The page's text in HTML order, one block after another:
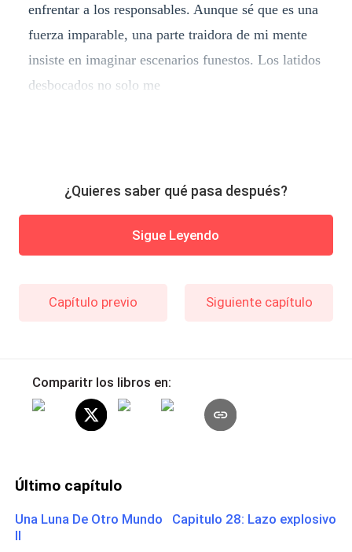
enfrentar a los responsables. Aunque sé que es una
fuerza imparable, una parte traidora de mi mente
insiste en imaginar escenarios funestos. Los latidos
desbocados no solo me
¿Quieres saber qué pasa después?
Sigue Leyendo
Capítulo previo Siguiente capítulo
Comparitr los libros en:
Último capítulo
Una Luna De Otro Mundo Capitulo 28: Lazo explosivo
II